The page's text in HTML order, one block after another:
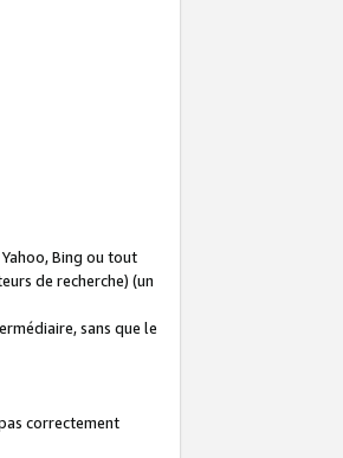
Bing ou tout
de recherche) (un
sans que le
correctement